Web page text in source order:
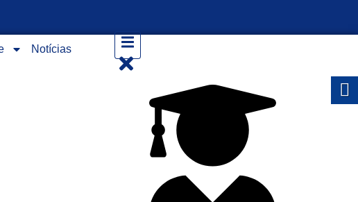
Notícias